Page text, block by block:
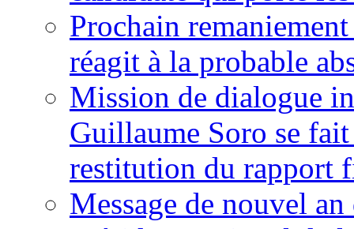
Prochain
réagit à la probable
Mission de dialogue
Guillaume Soro se
restitution du rapport
Message de nouvel